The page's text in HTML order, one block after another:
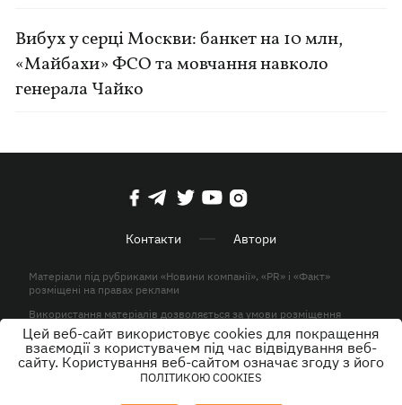
Вибух у серці Москви: банкет на 10 млн,
«Майбахи» ФСО та мовчання навколо
генерала Чайко
Контакти Автори
Матеріали під рубриками «Новини компанії», «PR» і «Факт»
розміщені на правах реклами
Використання матеріалів дозволяється за умови розміщення
активного гіперпосилання на KP.UA в першому абзаці.
© ТОВ «ЮЛАВ МЕДІА» 2026. Всі права захищені.
Цей веб-сайт використовує cookies для покращення
взаємодії з користувачем під час відвідування веб-
сайту. Користування веб-сайтом означає згоду з його
ПОЛІТИКОЮ COOKIES